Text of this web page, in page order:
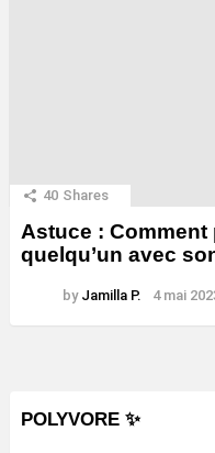
40 Shares
Astuce : Comment
quelqu’un avec
by Jamilla P. 4 mai
POLYVORE ✨